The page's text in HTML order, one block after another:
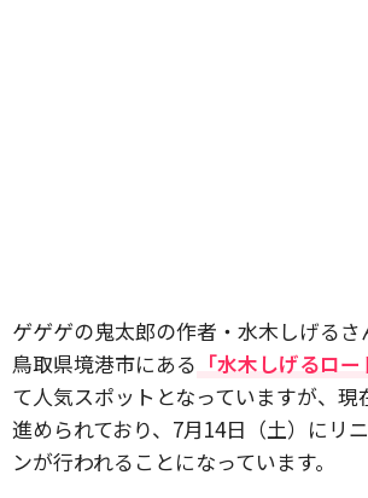
ゲゲゲの鬼太郎の作者・水木しげる
鳥取県境港市にある 「水木しげるロー
て人気スポットとなっていますが、現
進められており、7月14日（土）にリ
ンが行われることになっています。